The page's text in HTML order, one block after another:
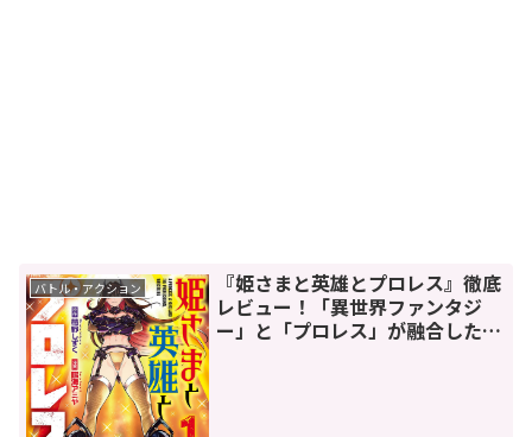
バトル・アクション
『姫さまと英雄とプロレス』徹底
レビュー！「異世界ファンタジ
ー」と「プロレス」が融合した衝